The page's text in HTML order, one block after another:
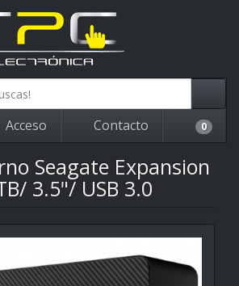
Acceso Contacto 0
Seagate Expansion
3.5"/ USB 3.0